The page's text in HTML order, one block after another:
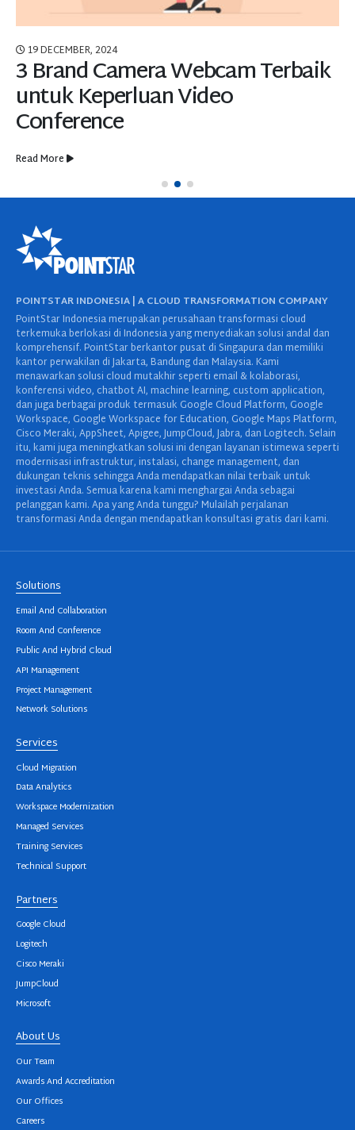
19 DECEMBER, 2024
3 Brand Camera Webcam Terbaik
untuk Keperluan Video
Conference
Read More
POINTSTAR INDONESIA | A CLOUD TRANSFORMATION COMPANY
PointStar Indonesia merupakan perusahaan transformasi cloud
terkemuka berlokasi di Indonesia yang menyediakan solusi andal dan
komprehensif. PointStar berkantor pusat di Singapura dan memiliki
kantor perwakilan di Jakarta, Bandung dan Malaysia. Kami
menawarkan solusi cloud mutakhir seperti email & kolaborasi,
konferensi video, chatbot AI, machine learning, custom application,
dan juga berbagai produk termasuk Google Cloud Platform, Google
Workspace, Google Workspace for Education, Google Maps Platform,
Cisco Meraki, AppSheet, Apigee, JumpCloud, Jabra, dan Logitech. Selain
itu, kami juga meningkatkan solusi ini dengan layanan istimewa seperti
modernisasi infrastruktur, instalasi, change management, dan
dukungan teknis sehingga Anda mendapatkan nilai terbaik untuk
investasi Anda. Semua karena kami menghargai Anda sebagai
pelanggan kami. Apa yang Anda tunggu? Mulailah perjalanan
transformasi Anda dengan mendapatkan konsultasi gratis dari kami.
Solutions
Email And Collaboration
Room And Conference
Public And Hybrid Cloud
API Management
Project Management
Network Solutions
Services
Cloud Migration
Data Analytics
Workspace Modernization
Managed Services
Training Services
Technical Support
Partners
Google Cloud
Logitech
Cisco Meraki
JumpCloud
Microsoft
About Us
Our Team
Awards And Accreditation
Our Offices
Careers